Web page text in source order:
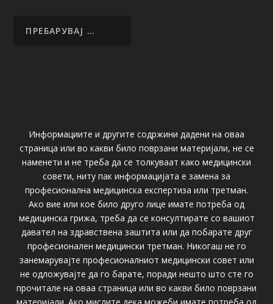
Информациите и другите содржини дадени на оваа
страница или во какви било поврзани материјали, не се
наменети и не треба да се толкуваат како медицински
совети, ниту пак информацијата е замена за
професионална медицинска експертиза или третман.
Ако вие или кое било друго лице имате потреба од
медицинска грижа, треба да се консултирате со вашиот
давател на здравствена заштита или да побарате друг
професионален медицински третман. Никогаш не го
занемарувајте професионалниот медицински совет или
не одложувајте да го барате, поради нешто што сте го
прочитале на оваа страница или во какви било поврзани